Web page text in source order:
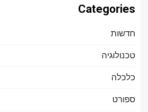
Categories
חדשות
טכנולוגיה
כלכלה
ספורט